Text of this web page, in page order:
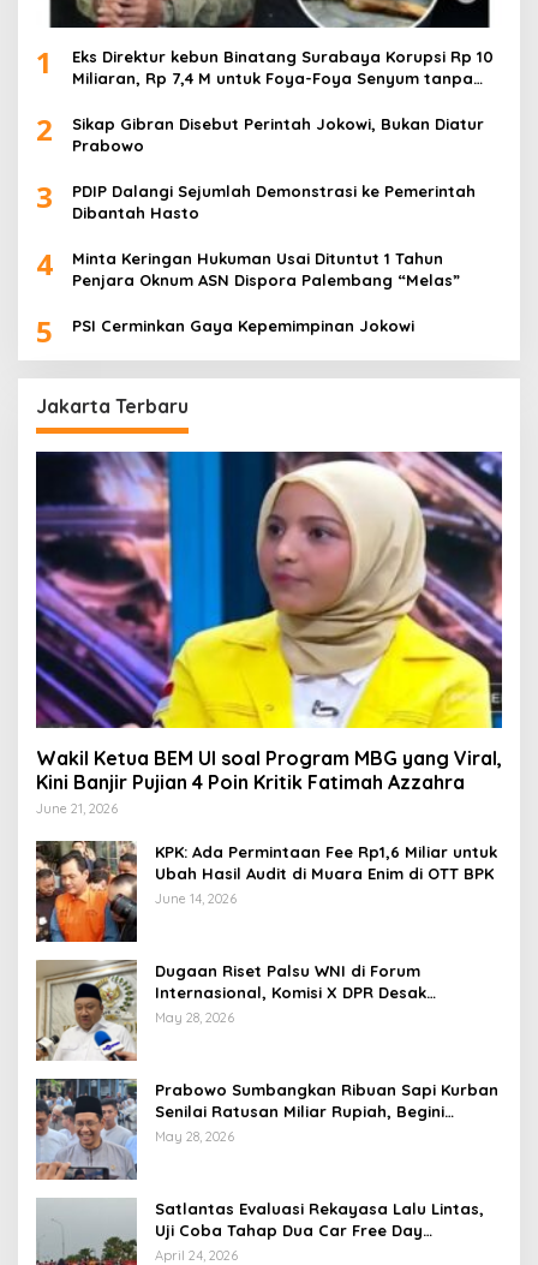
1
Eks Direktur kebun Binatang Surabaya Korupsi Rp 10
Miliaran, Rp 7,4 M untuk Foya-Foya Senyum tanpa
2
Sikap Gibran Disebut Perintah Jokowi, Bukan Diatur
Prabowo
3
PDIP Dalangi Sejumlah Demonstrasi ke Pemerintah
Dibantah Hasto
4
Minta Keringan Hukuman Usai Dituntut 1 Tahun
Penjara Oknum ASN Dispora Palembang “Melas”
5 PSI Cerminkan Gaya Kepemimpinan Jokowi
Jakarta Terbaru
Wakil Ketua BEM UI soal Program MBG yang Viral,
Kini Banjir Pujian 4 Poin Kritik Fatimah Azzahra
June 21, 2026
KPK: Ada Permintaan Fee Rp1,6 Miliar untuk
Ubah Hasil Audit di Muara Enim di OTT BPK
June 14, 2026
Dugaan Riset Palsu WNI di Forum
Internasional, Komisi X DPR Desak
Investigasi dan Penegakan Sanksi Etik
May 28, 2026
Prabowo Sumbangkan Ribuan Sapi Kurban
Senilai Ratusan Miliar Rupiah, Begini
Tanggapan Menkeu Purbaya
May 28, 2026
Satlantas Evaluasi Rekayasa Lalu Lintas,
Uji Coba Tahap Dua Car Free Day
Palembang Diundur
April 24, 2026